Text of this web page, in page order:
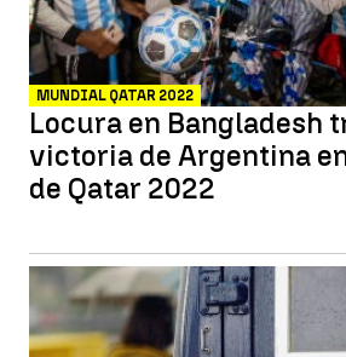
MUNDIAL QATAR 2022
Locura en Bangladesh
victoria de Argentina
de Qatar 2022